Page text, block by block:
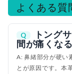
よくある質
Q
トング
間が痛くな
A: 鼻緒部分が硬い
とが原因です。本